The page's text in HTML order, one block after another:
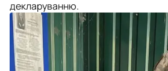
декларуванню.